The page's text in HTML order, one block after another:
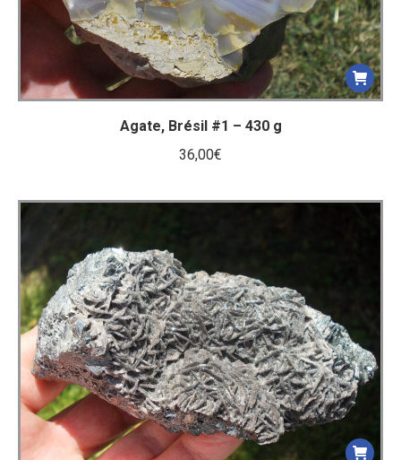
Agate, Brésil #1 – 430 g
36,00€